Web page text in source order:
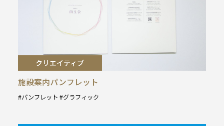
クリエイティブ
施設案内パンフレット
パンフレット グラフィック